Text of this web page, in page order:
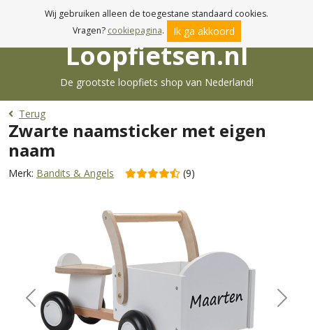
Voor 17:00u besteld, morgen in huis!
Loopfietsen.nl
De grootste loopfiets shop van Nederland!
Terug
Zwarte naamsticker met eigen
naam
Merk: Bandits & Angels (9)
Previous Next
Wij gebruiken alleen de toegestane standaard cookies.
Vragen? cookiepagina. Ik ga akkoord